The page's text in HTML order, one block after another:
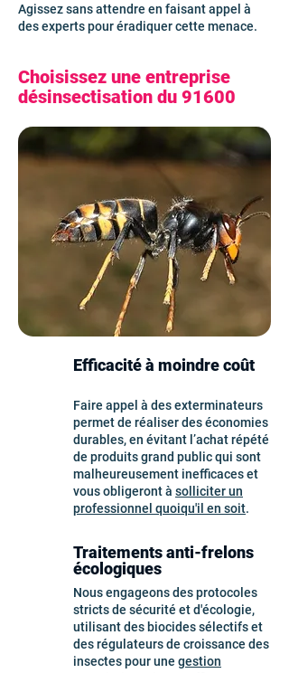
Agissez sans attendre en faisant appel à
des experts pour éradiquer cette menace.
Choisissez une entreprise
désinsectisation du 91600
Efficacité à moindre coût
Faire appel à des exterminateurs
permet de réaliser des économies
durables, en évitant l’achat répété
de produits grand public qui sont
malheureusement inefficaces et
vous obligeront à solliciter un
professionnel quoiqu'il en soit.
Traitements anti-frelons
écologiques
Nous engageons des protocoles
stricts de sécurité et d'écologie,
utilisant des biocides sélectifs et
des régulateurs de croissance des
insectes pour une gestion